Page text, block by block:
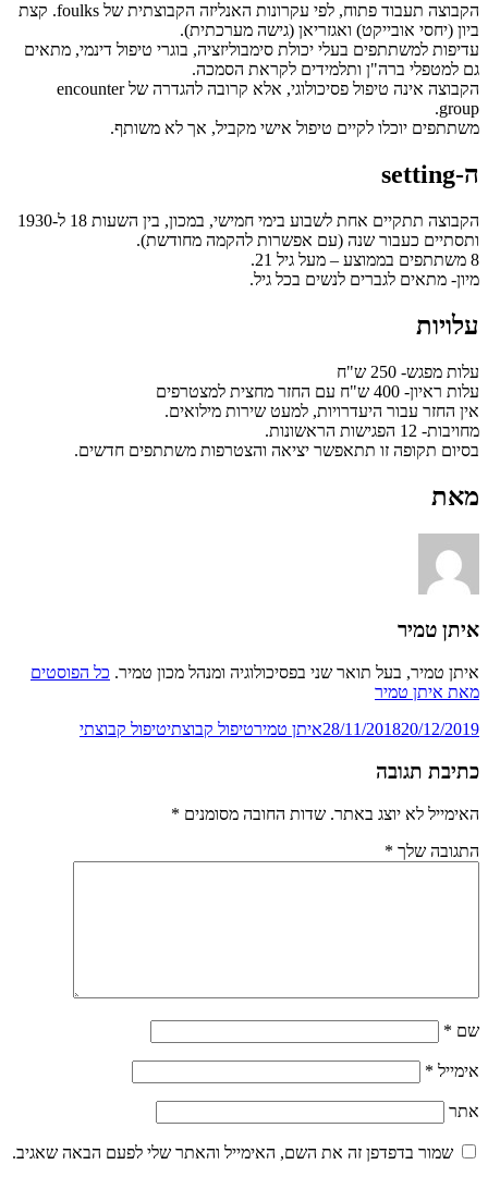
הקבוצה תעבוד פתוח, לפי עקרונות האנליזה הקבוצתית של foulks. קצת
ביון (יחסי אובייקט) ואגזריאן (גישה מערכתית).
עדיפות למשתתפים בעלי יכולת סימבוליזציה, בוגרי טיפול דינמי, מתאים
גם למטפלי ברה"ן ותלמידים לקראת הסמכה.
הקבוצה אינה טיפול פסיכולוגי, אלא קרובה להגדרה של encounter
group.
משתתפים יוכלו לקיים טיפול אישי מקביל, אך לא משותף.
ה-setting
הקבוצה תתקיים אחת לשבוע בימי חמישי, במכון, בין השעות 18 ל-1930
ותסתיים כעבור שנה (עם אפשרות להקמה מחודשת).
8 משתתפים בממוצע – מעל גיל 21.
מיון- מתאים לגברים לנשים בכל גיל.
עלויות
עלות מפגש- 250 ש"ח
עלות ראיון- 400 ש"ח עם החזר מחצית למצטרפים
אין החזר עבור היעדרויות, למעט שירות מילואים.
מחויבות- 12 הפגישות הראשונות.
בסיום תקופה זו תתאפשר יציאה והצטרפות משתתפים חדשים.
מאת
איתן טמיר
איתן טמיר, בעל תואר שני בפסיכולוגיה ומנהל מכון טמיר. כל הפוסטים
מאת איתן טמיר‏
פורסם
28/11/201820/12/2019 מחבר
איתן טמירקטגוריות
טיפול קבוצתיתגיות
טיפול קבוצתי
כתיבת תגובה
האימייל לא יוצג באתר. שדות החובה מסומנים *
התגובה שלך *
שם *
אימייל *
אתר
שמור בדפדפן זה את השם, האימייל והאתר שלי לפעם הבאה שאגיב.